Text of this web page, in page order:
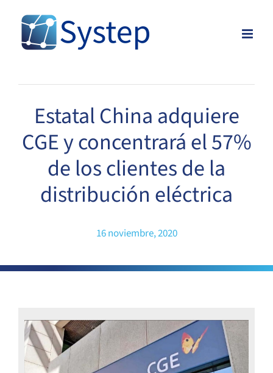
content
Estatal China adquiere
CGE y concentrará el 57%
de los clientes de la
distribución eléctrica
16 noviembre, 2020